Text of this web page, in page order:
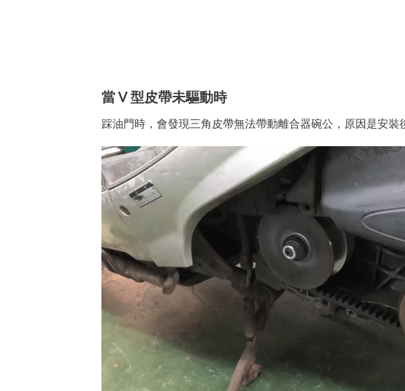
當 V 型皮帶未驅動時
踩油門時，會發現三角皮帶無法帶動離合器碗公，原因是安裝